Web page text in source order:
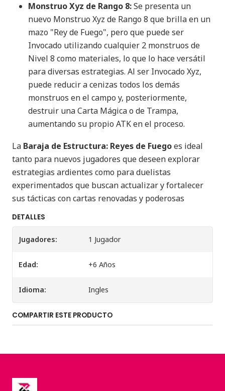
Monstruo Xyz de Rango 8:Se presenta un
nuevo Monstruo Xyz de Rango 8 que brilla en un
mazo "Rey de Fuego", pero que puede ser
Invocado utilizando cualquier 2 monstruos de
Nivel 8 como materiales, lo que lo hace versátil
para diversas estrategias. Al ser Invocado Xyz,
puede reducir a cenizas todos los demás
monstruos en el campo y, posteriormente,
destruir una Carta Mágica o de Trampa,
aumentando su propio ATK en el proceso.​
La Baraja de Estructura: Reyes de Fuegoes ideal
tanto para nuevos jugadores que deseen explorar
estrategias ardientes como para duelistas
experimentados que buscan actualizar y fortalecer
sus tácticas con cartas renovadas y poderosas
DETALLES
Jugadores: 1 Jugador
Edad: +6 Años
Idioma: Ingles
COMPARTIR ESTE PRODUCTO